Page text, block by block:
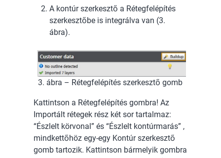
A kontúr szerkesztő a Rétegfelépítés
szerkesztőbe is integrálva van (3.
ábra).
3. ábra – Rétegfelépítés szerkesztő gomb
Kattintson a Rétegfelépítés gombra! Az
Importált rétegek rész két sor tartalmaz:
“Észlelt körvonal” és “Észlelt kontúrmarás” ,
mindkettőhöz egy-egy Kontúr szerkesztő
gomb tartozik. Kattintson bármelyik gombra